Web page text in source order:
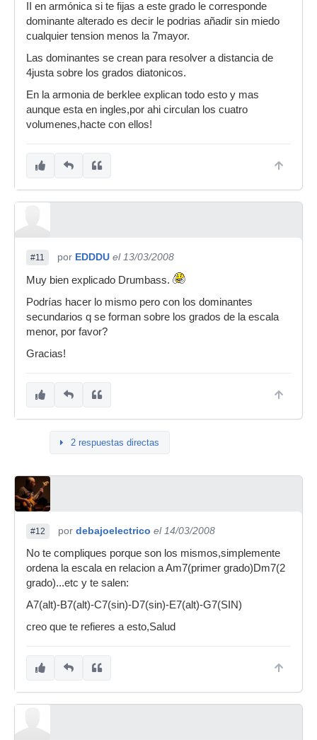
II en armónica si te fijas a este grado le corresponde
dominante alterado es decir le podrias añadir sin miedo
cualquier tension menos la 7mayor.
Las dominantes se crean para resolver a distancia de
4justa sobre los grados diatonicos.
En la armonia de berklee explican todo esto y mas
aunque esta en ingles,por ahi circulan los cuatro
volumenes,hacte con ellos!
#11 por EDDDU el 13/03/2008
Muy bien explicado Drumbass.
Podrías hacer lo mismo pero con los dominantes
secundarios q se forman sobre los grados de la escala
menor, por favor?
Gracias!
2 respuestas directas
#12 por debajoelectrico el 14/03/2008
No te compliques porque son los mismos,simplemente
ordena la escala en relacion a Am7(primer grado)Dm7(2
grado)...etc y te salen:
A7(alt)-B7(alt)-C7(sin)-D7(sin)-E7(alt)-G7(SIN)
creo que te refieres a esto,Salud